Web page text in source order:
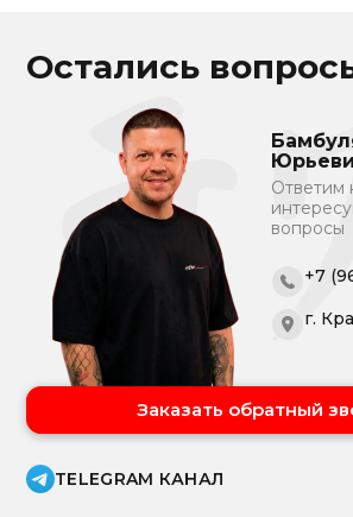
Остались
Ответим
вопросы
+7
г.
Заказать обратный
TELEGRAM КАНАЛ